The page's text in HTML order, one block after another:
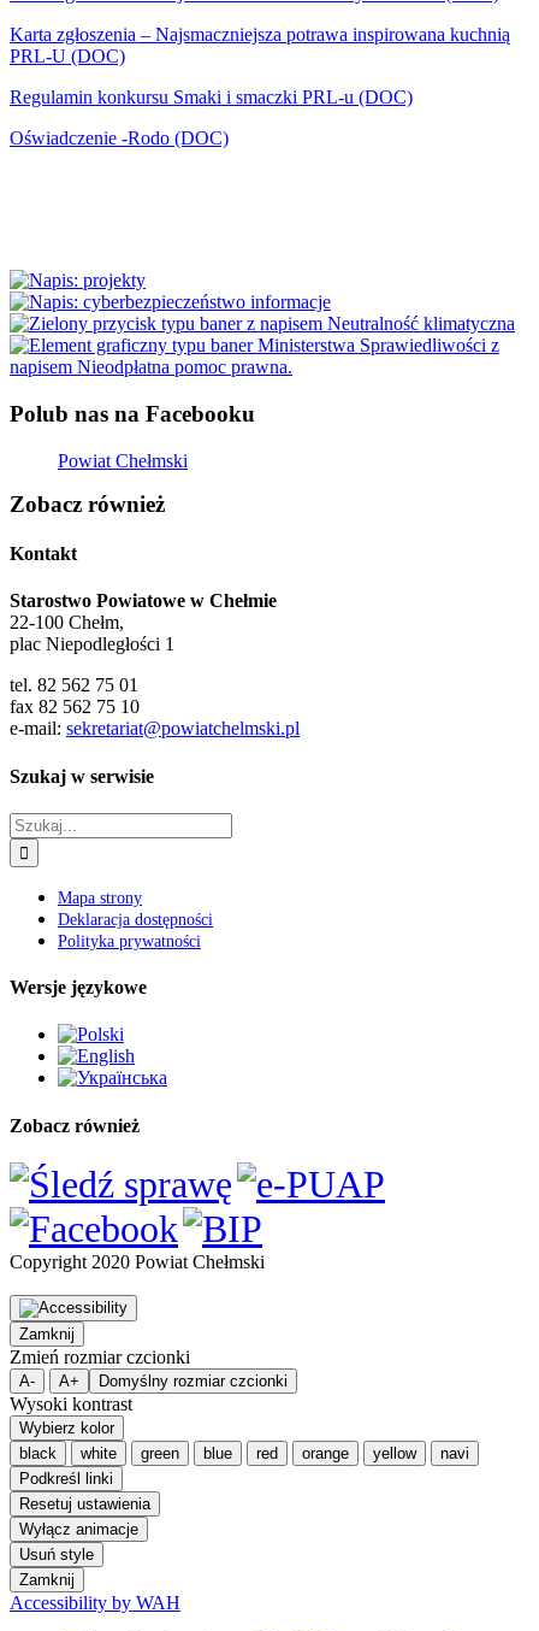
Karta zgłoszenia – Najsmaczniejsza potrawa inspirowana kuchnią
PRL-U (DOC)
Regulamin konkursu Smaki i smaczki PRL-u (DOC)
Oświadczenie -Rodo (DOC)
Polub nas na Facebooku
Powiat Chełmski
Zobacz również
Kontakt
Starostwo Powiatowe w Chełmie
22-100 Chełm,
plac Niepodległości 1
tel. 82 562 75 01
fax 82 562 75 10
e-mail: sekretariat@powiatchelmski.pl
Szukaj w serwisie
Szukaj
Mapa strony
Deklaracja dostępności
Polityka prywatności
Wersje językowe
Zobacz również
Copyright 2020 Powiat Chełmski
Zamknij
Zmień rozmiar czcionki
A- A+ Domyślny rozmiar czcionki
Wysoki kontrast
Wybierz kolor
black
white green blue red orange yellow
navi
Podkreśl linki
Resetuj ustawienia
Wyłącz animacje
Usuń style
Zamknij
Accessibility by WAH